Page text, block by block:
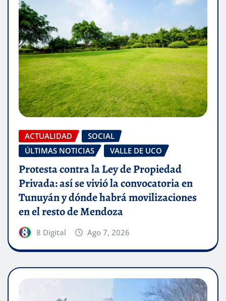
ACTUALIDAD
SOCIAL
ÚLTIMAS NOTICIAS
VALLE DE UCO
Protesta contra la Ley de Propiedad
Privada: así se vivió la convocatoria en
Tunuyán y dónde habrá movilizaciones
en el resto de Mendoza
8 Digital Ago 7, 2026